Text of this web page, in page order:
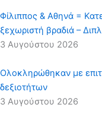
Φίλιππος & Αθηνά =
ξεχωριστή βραδιά –
3 Αυγούστου 2026
Ολοκληρώθηκαν με
δεξιοτήτων
3 Αυγούστου 2026